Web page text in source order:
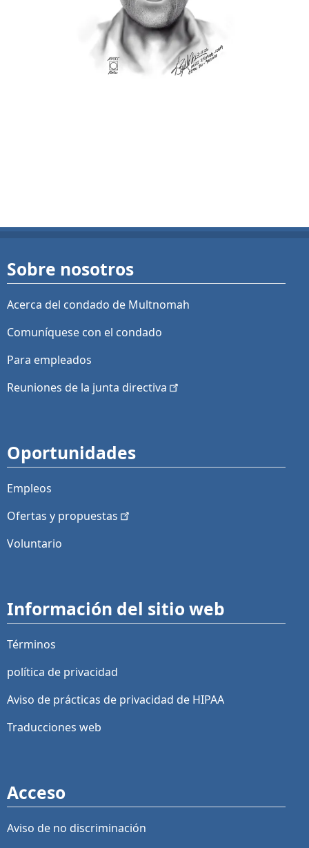
Sobre nosotros
Acerca del condado de Multnomah
Comuníquese con el condado
Para empleados
Reuniones de la junta directiva
Oportunidades
Empleos
Ofertas y propuestas
Voluntario
Información del sitio web
Términos
política de privacidad
Aviso de prácticas de privacidad de HIPAA
Traducciones web
Acceso
Aviso de no discriminación